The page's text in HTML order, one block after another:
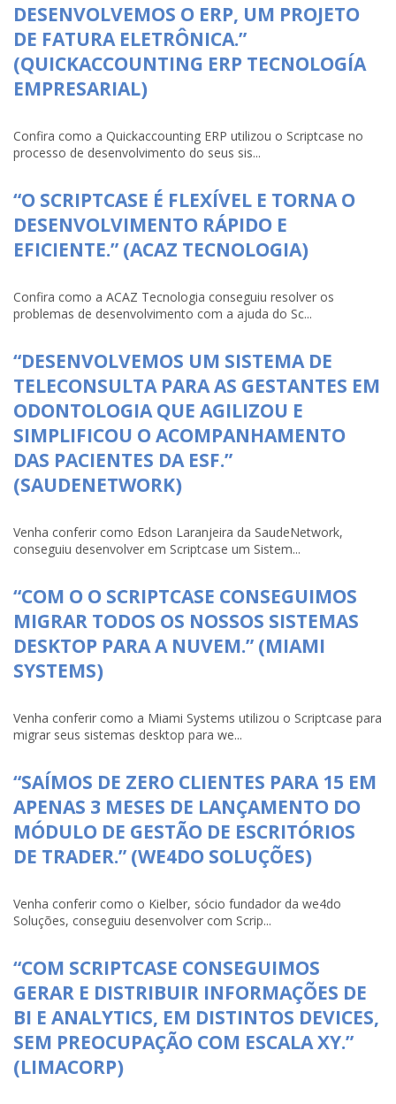
DESENVOLVEMOS O ERP, UM PROJETO
DE FATURA ELETRÔNICA.”
(QUICKACCOUNTING ERP TECNOLOGÍA
EMPRESARIAL)
Confira como a Quickaccounting ERP utilizou o Scriptcase no
processo de desenvolvimento do seus sis...
“O SCRIPTCASE É FLEXÍVEL E TORNA O
DESENVOLVIMENTO RÁPIDO E
EFICIENTE.” (ACAZ TECNOLOGIA)
Confira como a ACAZ Tecnologia conseguiu resolver os
problemas de desenvolvimento com a ajuda do Sc...
“DESENVOLVEMOS UM SISTEMA DE
TELECONSULTA PARA AS GESTANTES EM
ODONTOLOGIA QUE AGILIZOU E
SIMPLIFICOU O ACOMPANHAMENTO
DAS PACIENTES DA ESF.”
(SAUDENETWORK)
Venha conferir como Edson Laranjeira da SaudeNetwork,
conseguiu desenvolver em Scriptcase um Sistem...
“COM O O SCRIPTCASE CONSEGUIMOS
MIGRAR TODOS OS NOSSOS SISTEMAS
DESKTOP PARA A NUVEM.” (MIAMI
SYSTEMS)
Venha conferir como a Miami Systems utilizou o Scriptcase para
migrar seus sistemas desktop para we...
“SAÍMOS DE ZERO CLIENTES PARA 15 EM
APENAS 3 MESES DE LANÇAMENTO DO
MÓDULO DE GESTÃO DE ESCRITÓRIOS
DE TRADER.” (WE4DO SOLUÇÕES)
Venha conferir como o Kielber, sócio fundador da we4do
Soluções, conseguiu desenvolver com Scrip...
“COM SCRIPTCASE CONSEGUIMOS
GERAR E DISTRIBUIR INFORMAÇÕES DE
BI E ANALYTICS, EM DISTINTOS DEVICES,
SEM PREOCUPAÇÃO COM ESCALA XY.”
(LIMACORP)